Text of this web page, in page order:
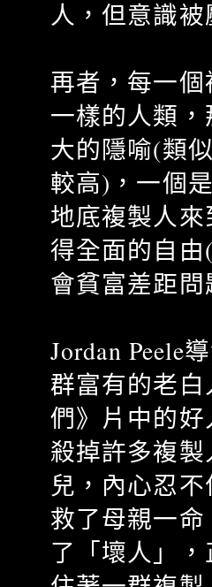
人，但意識
再者，每一
一樣的人類
大的隱喻(類
較高)，一個
地底複製人
得全面的自
會貧富差距
Jordan Peele
群富有的老
們》片中的
殺掉許多複
兒，內心忍
救了母親一
了「壞人」